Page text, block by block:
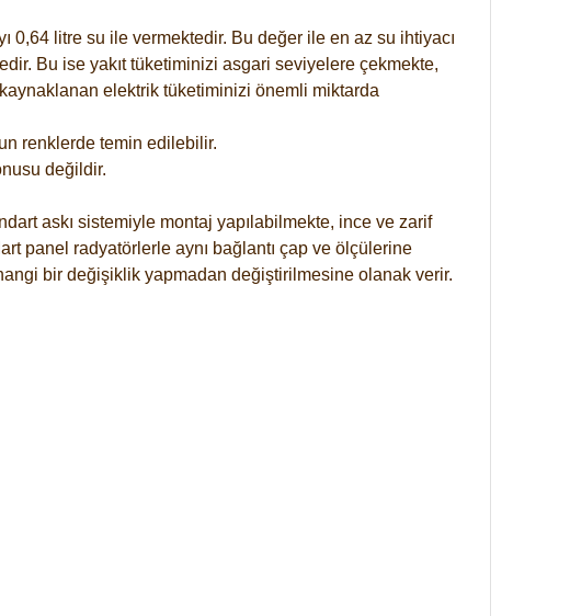
0,64 litre su ile vermektedir. Bu değer ile en az su ihtiyacı
Bu ise yakıt tüketiminizi asgari seviyelere çekmekte,
kaynaklanan elektrik tüketiminizi önemli miktarda
renklerde temin edilebilir.
değildir.
askı sistemiyle montaj yapılabilmekte, ince ve zarif
panel radyatörlerle aynı bağlantı çap ve ölçülerine
bir değişiklik yapmadan değiştirilmesine olanak verir.